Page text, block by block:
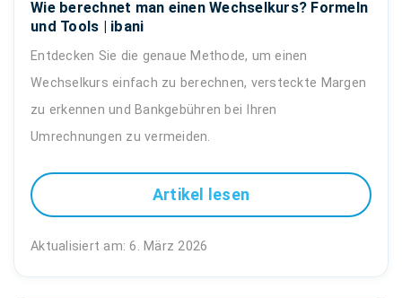
Wie berechnet man einen Wechselkurs? Formeln
und Tools | ibani
Entdecken Sie die genaue Methode, um einen
Wechselkurs einfach zu berechnen, versteckte Margen
zu erkennen und Bankgebühren bei Ihren
Umrechnungen zu vermeiden.
Artikel lesen
Aktualisiert am: 6. März 2026